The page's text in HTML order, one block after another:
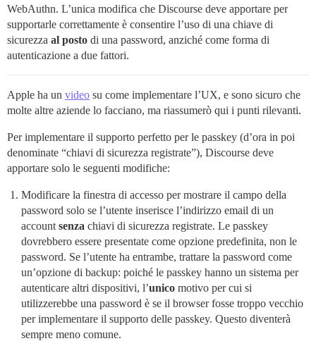
WebAuthn. L’unica modifica che Discourse deve apportare per
supportarle correttamente è consentire l’uso di una chiave di
sicurezza al posto di una password, anziché come forma di
autenticazione a due fattori.
Apple ha un video su come implementare l’UX, e sono sicuro che
molte altre aziende lo facciano, ma riassumerò qui i punti rilevanti.
Per implementare il supporto perfetto per le passkey (d’ora in poi
denominate “chiavi di sicurezza registrate”), Discourse deve
apportare solo le seguenti modifiche:
Modificare la finestra di accesso per mostrare il campo della
password solo se l’utente inserisce l’indirizzo email di un
account senza chiavi di sicurezza registrate. Le passkey
dovrebbero essere presentate come opzione predefinita, non le
password. Se l’utente ha entrambe, trattare la password come
un’opzione di backup: poiché le passkey hanno un sistema per
autenticare altri dispositivi, l’unico motivo per cui si
utilizzerebbe una password è se il browser fosse troppo vecchio
per implementare il supporto delle passkey. Questo diventerà
sempre meno comune.